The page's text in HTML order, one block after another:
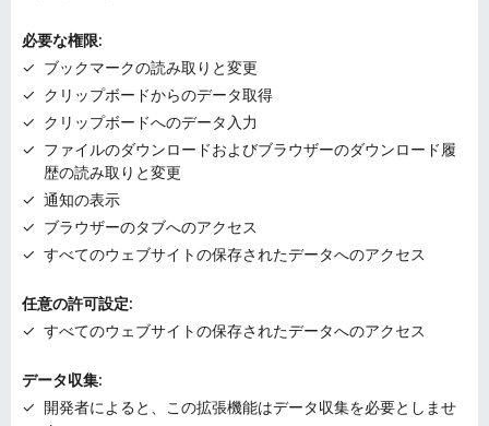
必要な権限:
ブックマークの読み取りと変更
クリップボードからのデータ取得
クリップボードへのデータ入力
ファイルのダウンロードおよびブラウザーのダウンロード履
歴の読み取りと変更
通知の表示
ブラウザーのタブへのアクセス
すべてのウェブサイトの保存されたデータへのアクセス
任意の許可設定:
すべてのウェブサイトの保存されたデータへのアクセス
データ収集:
開発者によると、この拡張機能はデータ収集を必要としませ